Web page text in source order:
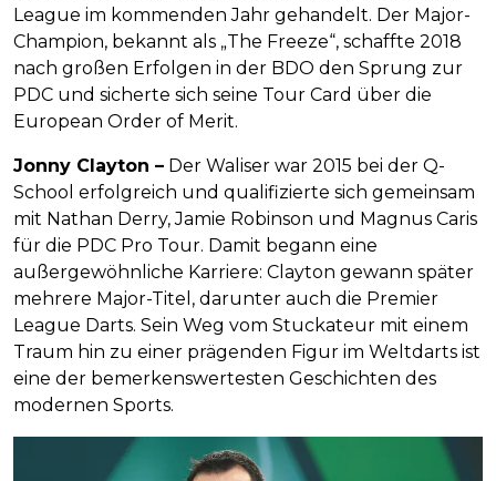
League im kommenden Jahr gehandelt. Der Major-
Champion, bekannt als „The Freeze“, schaffte 2018
nach großen Erfolgen in der BDO den Sprung zur
PDC und sicherte sich seine Tour Card über die
European Order of Merit.
Jonny Clayton – Der Waliser war 2015 bei der Q-
School erfolgreich und qualifizierte sich gemeinsam
mit Nathan Derry, Jamie Robinson und Magnus Caris
für die PDC Pro Tour. Damit begann eine
außergewöhnliche Karriere: Clayton gewann später
mehrere Major-Titel, darunter auch die Premier
League Darts. Sein Weg vom Stuckateur mit einem
Traum hin zu einer prägenden Figur im Weltdarts ist
eine der bemerkenswertesten Geschichten des
modernen Sports.